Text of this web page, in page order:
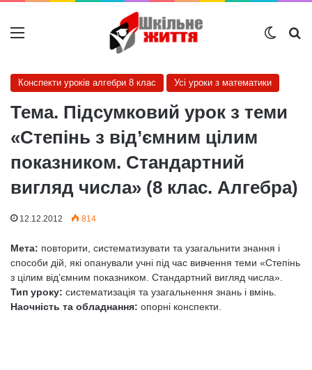
Меню
Конспекти уроків алгебри 8 клас Усі уроки з математики
Тема. Підсумковий урок з теми
«Степінь з від’ємним цілим
показником. Стандартний
вигляд числа» (8 клас. Алгебра)
12.12.2012 814
Мета: повторити, систематизувати та узагальнити знання і
способи дій, які опанували учні під час вивчення теми «Степінь
з цілим від’ємним показником. Стандартний вигляд числа».
Тип уроку: систематизація та узагальнення знань і вмінь.
Наочність та обладнання: опорні конспекти.